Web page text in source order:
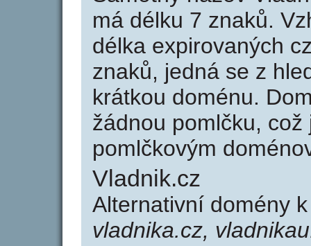
má délku 7 znaků.
délka expirovaných
znaků, jedná se z
krátkou doménu.
žádnou pomlčku,
pomlčkovým
Vladnik.cz
Alternativní domény
vladnika.cz,